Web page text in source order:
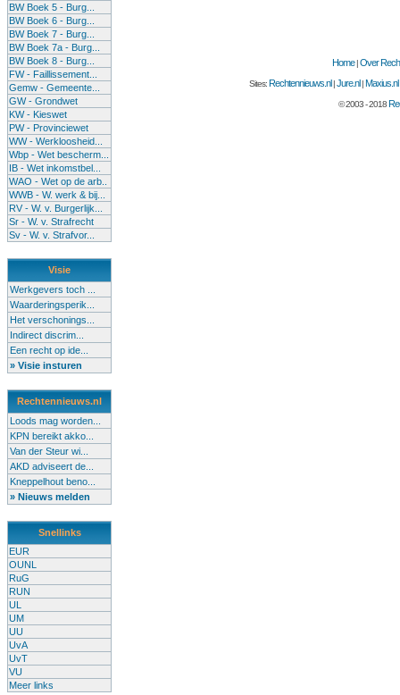
BW Boek 5 - Burg...
BW Boek 6 - Burg...
BW Boek 7 - Burg...
BW Boek 7a - Burg...
BW Boek 8 - Burg...
FW - Faillissement...
Gemw - Gemeente...
GW - Grondwet
KW - Kieswet
PW - Provinciewet
WW - Werkloosheid...
Wbp - Wet bescherm...
IB - Wet inkomstbel...
WAO - Wet op de arb..
WWB - W. werk & bij...
RV - W. v. Burgerlijk...
Sr - W. v. Strafrecht
Sv - W. v. Strafvor...
Visie
Werkgevers toch ...
Waarderingsperik...
Het verschonings...
Indirect discrim...
Een recht op ide...
» Visie insturen
Rechtennieuws.nl
Loods mag worden...
KPN bereikt akko...
Van der Steur wi...
AKD adviseert de...
Kneppelhout beno...
» Nieuws melden
Snellinks
EUR
OUNL
RuG
RUN
UL
UM
UU
UvA
UvT
VU
Meer links
Home|Over
Sites:Rechtennieuws.nl |Jure.nl |Maxius.nl
© 2003 - 2018